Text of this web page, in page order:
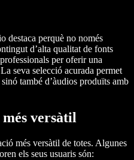
destaca perquè no només
d’alta qualitat de fonts
per oferir una
seva selecció acurada permet
també d’àudios produïts amb
versàtil
més versàtil de totes. Algunes
els seus usuaris són: